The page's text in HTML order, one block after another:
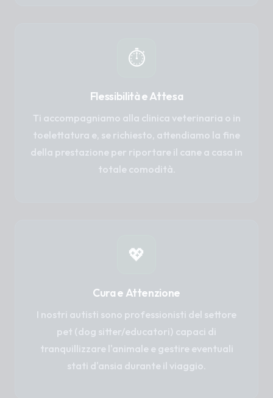
⏱️
Flessibilità e Attesa
Ti accompagniamo alla clinica veterinaria o in
toelettatura e, se richiesto, attendiamo la fine
della prestazione per riportare il cane a casa in
totale comodità.
💖
Cura e Attenzione
I nostri autisti sono professionisti del settore
pet (dog sitter/educatori) capaci di
tranquillizzare l'animale e gestire eventuali
stati d'ansia durante il viaggio.